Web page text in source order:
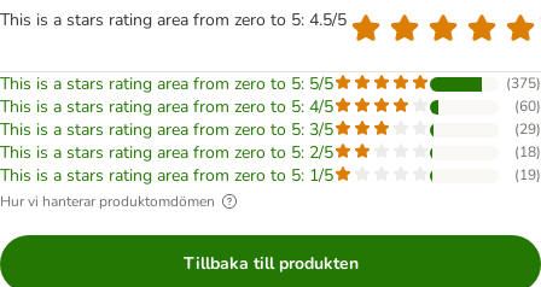
This is a stars rating area from zero to 5: 4.5/5
This is a stars rating area from zero to 5: 5/5 (375)
This is a stars rating area from zero to 5: 4/5 (60)
This is a stars rating area from zero to 5: 3/5 (29)
This is a stars rating area from zero to 5: 2/5 (18)
This is a stars rating area from zero to 5: 1/5 (19)
Hur vi hanterar produktomdömen
Tillbaka till produkten